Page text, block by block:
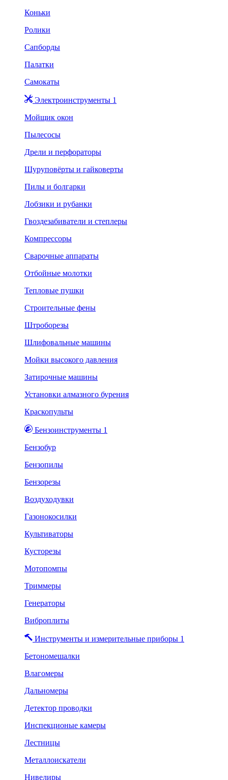
Коньки
Ролики
Сапборды
Палатки
Самокаты
Электроинструменты 1
Мойщик окон
Пылесосы
Дрели и перфораторы
Шуруповёрты и гайковерты
Пилы и болгарки
Лобзики и рубанки
Гвоздезабиватели и степлеры
Компрессоры
Сварочные аппараты
Отбойные молотки
Тепловые пушки
Строительные фены
Штроборезы
Шлифовальные машины
Мойки высокого давления
Затирочные машины
Установки алмазного бурения
Краскопульты
Бензоинструменты 1
Бензобур
Бензопилы
Бензорезы
Воздуходувки
Газонокосилки
Культиваторы
Кусторезы
Мотопомпы
Триммеры
Генераторы
Виброплиты
Инструменты и измерительные приборы 1
Бетономешалки
Влагомеры
Дальномеры
Детектор проводки
Инспекционые камеры
Лестницы
Металлоискатели
Нивелиры